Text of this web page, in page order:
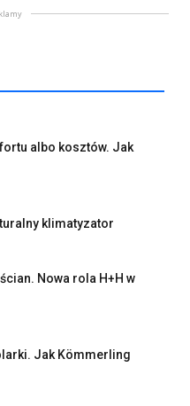
albo kosztów. Jak
klimatyzator
Nowa rola H+H w
Jak Kömmerling